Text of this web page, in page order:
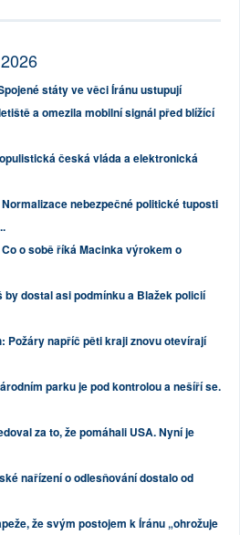
státy ve věci Íránu ustupují
a omezila mobilní signál před blížící
česká vláda a elektronická
Normalizace nebezpečné politické tuposti
Co o sobě říká Macinka výrokem o
by dostal asi podmínku a Blažek policií
Požáry napříč pěti kraji znovu otevírají
parku je pod kontrolou a nešíří se.
za to, že pomáhali USA. Nyní je
nařízení o odlesňování dostalo od
že svým postojem k Íránu „ohrožuje